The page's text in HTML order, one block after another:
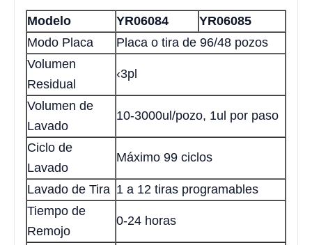
Modelo YR06084
YR06085
Modo Placa
Placa o tira de 96/48 pozos
Volumen
Residual
‹3pl
Volumen de
Lavado
10-3000ul/pozo, 1ul por paso
Ciclo de
Lavado
Máximo 99 ciclos
Lavado de Tira 1 a 12 tiras programables
Tiempo de
Remojo
0-24 horas